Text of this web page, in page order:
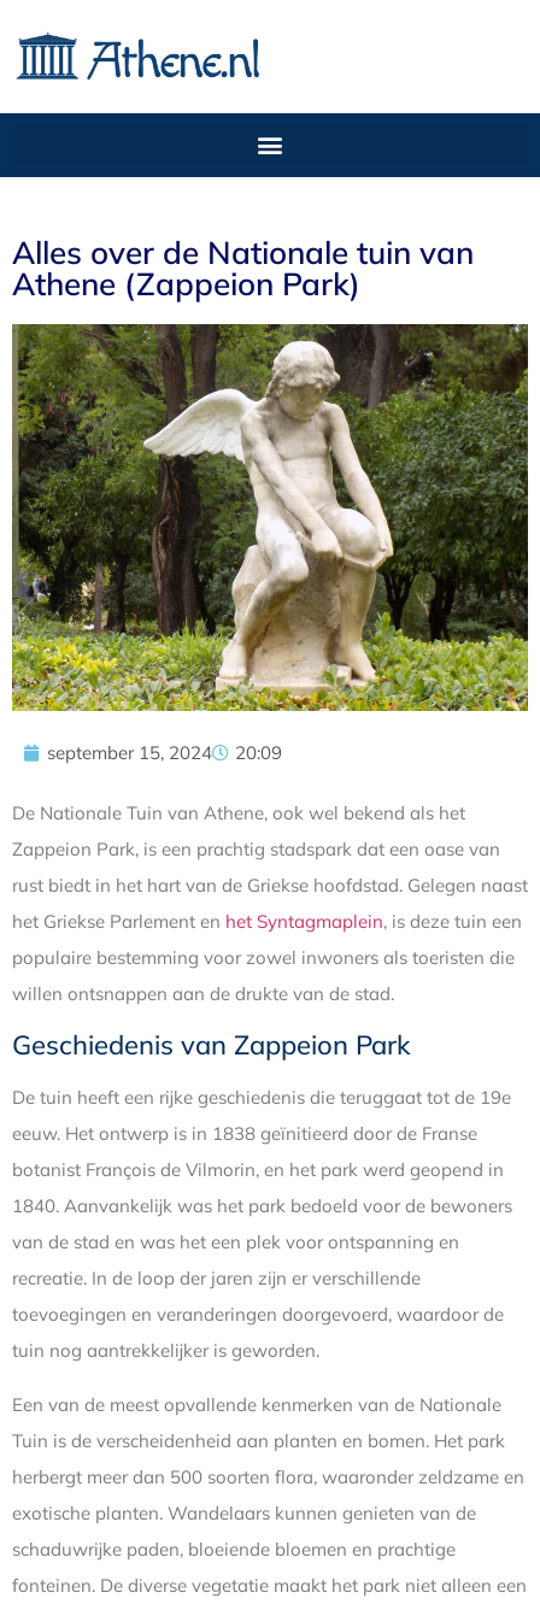
Alles over de Nationale tuin van
Athene (Zappeion Park)
september 15, 2024 20:09
De Nationale Tuin van Athene, ook wel bekend als het
Zappeion Park, is een prachtig stadspark dat een oase van
rust biedt in het hart van de Griekse hoofdstad. Gelegen naast
het Griekse Parlement en het Syntagmaplein, is deze tuin een
populaire bestemming voor zowel inwoners als toeristen die
willen ontsnappen aan de drukte van de stad.
Geschiedenis van Zappeion Park
De tuin heeft een rijke geschiedenis die teruggaat tot de 19e
eeuw. Het ontwerp is in 1838 geïnitieerd door de Franse
botanist François de Vilmorin, en het park werd geopend in
1840. Aanvankelijk was het park bedoeld voor de bewoners
van de stad en was het een plek voor ontspanning en
recreatie. In de loop der jaren zijn er verschillende
toevoegingen en veranderingen doorgevoerd, waardoor de
tuin nog aantrekkelijker is geworden.
Een van de meest opvallende kenmerken van de Nationale
Tuin is de verscheidenheid aan planten en bomen. Het park
herbergt meer dan 500 soorten flora, waaronder zeldzame en
exotische planten. Wandelaars kunnen genieten van de
schaduwrijke paden, bloeiende bloemen en prachtige
fonteinen. De diverse vegetatie maakt het park niet alleen een